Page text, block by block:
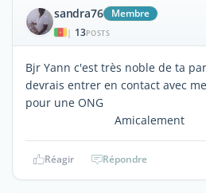
sandra76 Membre
| 13POSTS
Bjr Yann c'est très noble de ta
devrais entrer en contact avec
pour une ONG
Amicalement
Réagir Répondre